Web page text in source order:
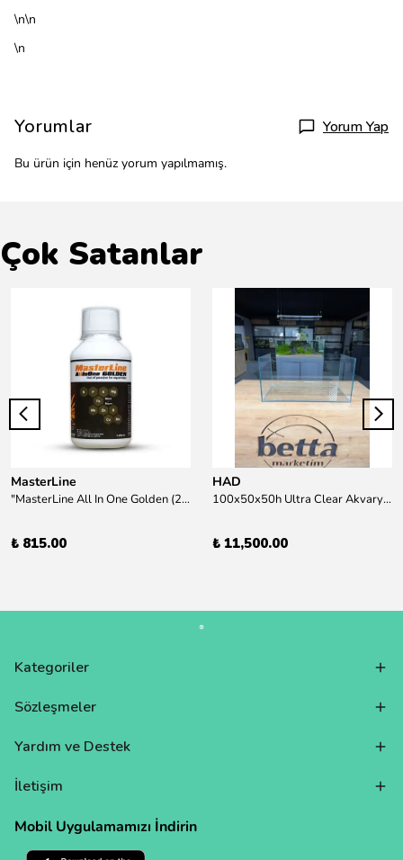
\n\n
\n
Yorumlar Yorum Yap
Bu ürün için henüz yorum yapılmamış.
Çok Satanlar
MasterLine
"MasterLine All In One Golden (200 ml) Daha yüksek zorluk derecesine sahip bitkiler için Özel formül Tam Besin "
₺ 815.00
HAD
100x50x50h Ultra Clear Akvaryum 10mm 90derece Birleşim /Sadece Otobüs Kargosu ile Gönderim Yapılır !
₺ 11,500.00
Kategoriler
Sözleşmeler
Yardım ve Destek
İletişim
Mobil Uygulamamızı İndirin